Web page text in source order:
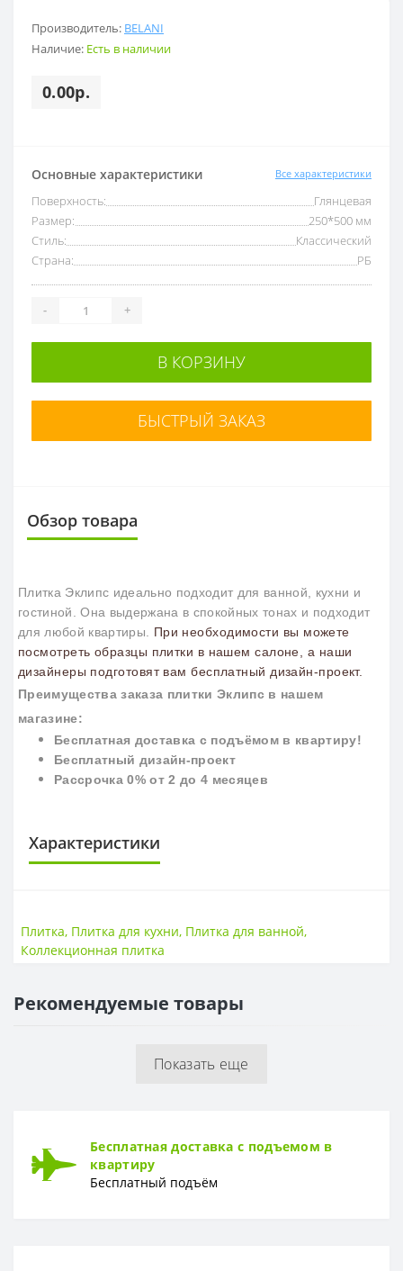
Производитель: BELANI
Наличие: Есть в наличии
0.00р.
Основные характеристики Все характеристики
Поверхность:
Глянцевая
Размер:
250*500 мм
Стиль:
Классический
Страна:
РБ
- +
В КОРЗИНУ
БЫСТРЫЙ ЗАКАЗ
Обзор товара
Плитка Эклипс идеально подходит для ванной, кухни и
гостиной. Она выдержана в спокойных тонах и подходит
для любой квартиры. При необходимости вы можете
посмотреть образцы плитки в нашем салоне, а наши
дизайнеры подготовят вам бесплатный дизайн-проект.
Преимущества заказа плиткиЭклипс в нашем
магазине:
Бесплатная доставка с подъёмом в квартиру!
Бесплатный дизайн-проект
Рассрочка 0% от 2 до 4 месяцев
Характеристики
Поверхность
Размер
Плитка, Плитка для кухни, Плитка для ванной,
Коллекционная плитка
Рекомендуемые товары
Показать еще
Бесплатная доставка с подъемом в
квартиру
Бесплатный подъём